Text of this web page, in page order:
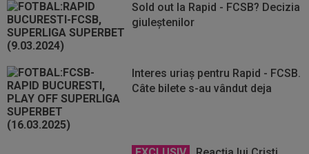
Sold out la Rapid - FCSB? Decizia
giuleștenilor
Interes uriaș pentru Rapid - FCSB.
Câte bilete s-au vândut deja